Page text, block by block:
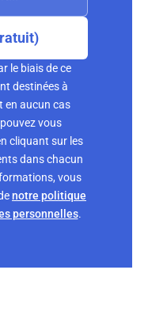
le biais de ce
destinées à
en aucun cas
vous
cliquant sur les
dans chacun
vous
notre politique
personnelles.